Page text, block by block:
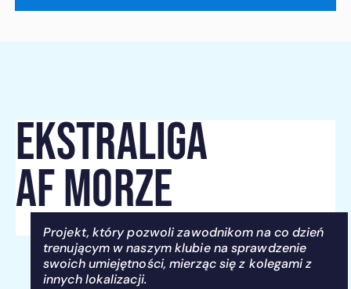
EKSTRALIGA
AF MORZE
Projekt, który pozwoli zawodnikom na co dzień
trenującym w naszym klubie na sprawdzenie
swoich umiejętności, mierząc się z kolegami z
innych lokalizacji.